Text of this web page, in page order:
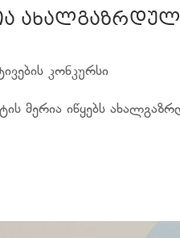
კონკურსი
მერია იწყებს